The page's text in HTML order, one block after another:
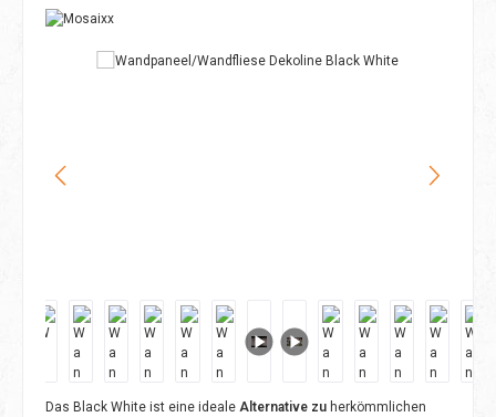
Bildergalerie überspringen
Das Black White ist eine ideale Alternative zu herkömmlichen